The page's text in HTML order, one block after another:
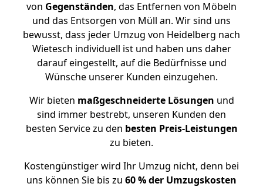
von Gegenständen, das Entfernen von Möbeln
und das Entsorgen von Müll an. Wir sind uns
bewusst, dass jeder Umzug von Heidelberg nach
Wietesch individuell ist und haben uns daher
darauf eingestellt, auf die Bedürfnisse und
Wünsche unserer Kunden einzugehen.
Wir bieten maßgeschneiderte Lösungen und
sind immer bestrebt, unseren Kunden den
besten Service zu den besten Preis-Leistungen
zu bieten.
Kostengünstiger wird Ihr Umzug nicht, denn bei
uns können Sie bis zu 60 % der Umzugskosten